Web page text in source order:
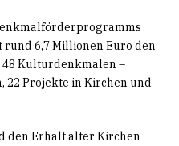
6,7 Millionen Euro den
Kulturdenkmalen –
22 Projekte in Kirchen und
den Erhalt alter Kirchen